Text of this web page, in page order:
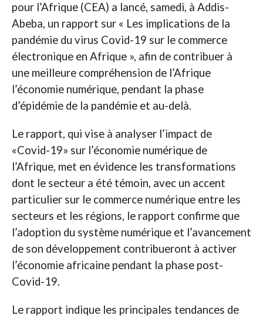
pour l’Afrique (CEA) a lancé, samedi, à Addis-
Abeba, un rapport sur « Les implications de la
pandémie du virus Covid-19 sur le commerce
électronique en Afrique », afin de contribuer à
une meilleure compréhension de l’Afrique
l’économie numérique, pendant la phase
d’épidémie de la pandémie et au-delà.
Le rapport, qui vise à analyser l’impact de
«Covid-19» sur l’économie numérique de
l’Afrique, met en évidence les transformations
dont le secteur a été témoin, avec un accent
particulier sur le commerce numérique entre les
secteurs et les régions, le rapport confirme que
l’adoption du système numérique et l’avancement
de son développement contribueront à activer
l’économie africaine pendant la phase post-
Covid-19.
Le rapport indique les principales tendances de